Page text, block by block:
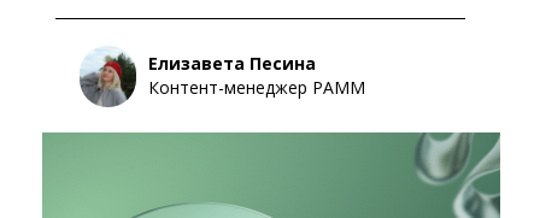
Елизавета Песина
Контент-менеджер РАММ